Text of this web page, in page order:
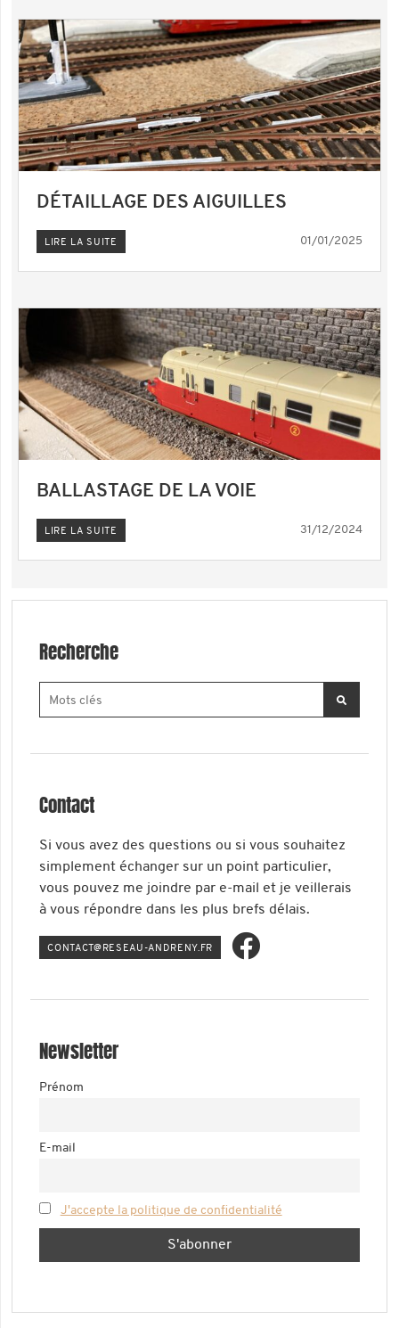
DÉTAILLAGE DES AIGUILLES
LIRE LA SUITE 01/01/2025
BALLASTAGE DE LA VOIE
LIRE LA SUITE 31/12/2024
Recherche
Contact
Si vous avez des questions ou si vous souhaitez
simplement échanger sur un point particulier,
vous pouvez me joindre par e-mail et je veillerais
à vous répondre dans les plus brefs délais.
RF.YN
ERDNA
-UAES
ER@TC
ATNOC
Newsletter
Prénom
E-mail
J'accepte la politique de confidentialité